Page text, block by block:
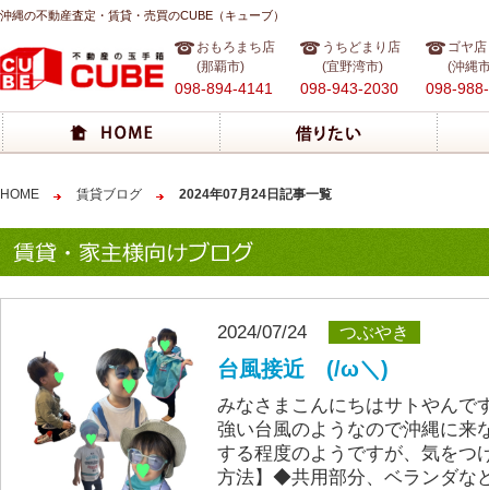
沖縄の不動産査定・賃貸・売買のCUBE（キューブ）
おもろまち店
(那覇市)
098-894-4141
うちどまり店
(宜野湾市)
098-943-2030
ゴヤ店
(沖縄
098-
HOME 賃貸ブログ 2024年07月24日記事一覧
2024/07/24 つぶやき
台風接近 (/ω＼)
みなさまこんにちはサトやんで
強い台風のようなので沖縄に来
する程度のようですが、気をつ
方法】◆共用部分、ベランダな